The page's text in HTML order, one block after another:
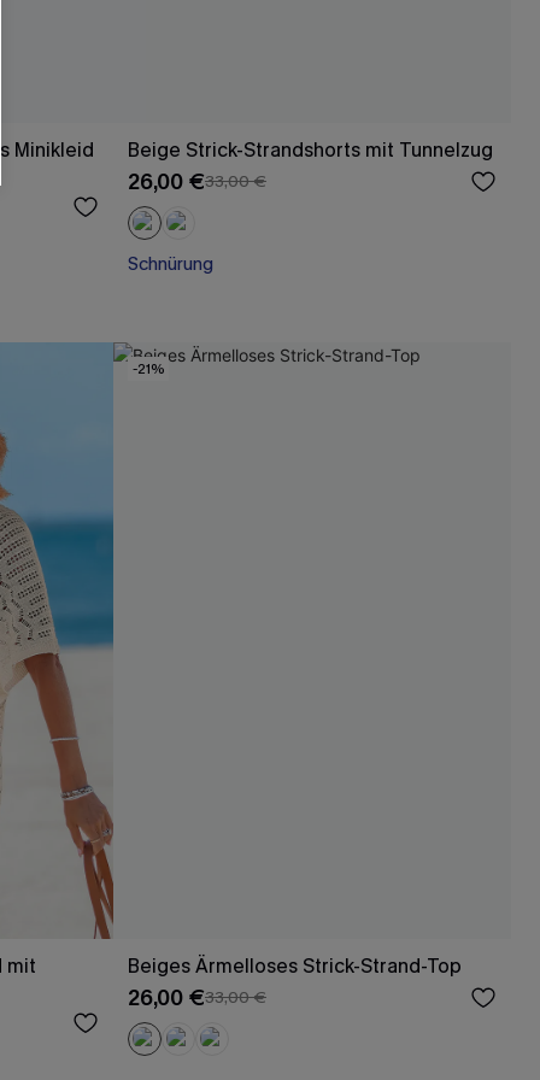
Minikleid Beige Strick-Strandshorts mit Tunnelzug
26,00 €33,00 €
Schnürung
mit
-21%
Beiges Ärmelloses Strick-Strand-Top
26,00 €33,00 €